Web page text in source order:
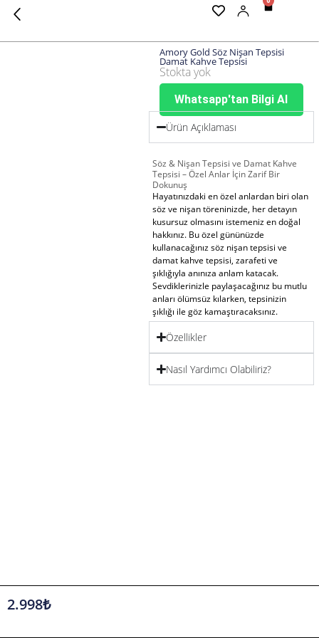
Cart
Amory Gold Söz Nişan Tepsisi
Damat Kahve Tepsisi
Stokta yok
Whatsapp'tan Bilgi Al
Ürün Açıklaması
Söz & Nişan Tepsisi ve Damat Kahve
Tepsisi – Özel Anlar İçin Zarif Bir
Dokunuş
Hayatınızdaki en özel anlardan biri olan
söz ve nişan töreninizde, her detayın
kusursuz olmasını istemeniz en doğal
hakkınız. Bu özel gününüzde
kullanacağınız söz nişan tepsisi ve
damat kahve tepsisi, zarafeti ve
şıklığıyla anınıza anlam katacak.
Sevdiklerinizle paylaşacağınız bu mutlu
anları ölümsüz kılarken, tepsinizin
şıklığı ile göz kamaştıracaksınız.
Ürün İçeriği
Nişan Tepsisi
Kahve Tepsisi
Özellikler
Nasıl Yardımcı Olabiliriz?
2.998₺